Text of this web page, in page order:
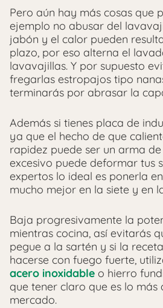
Pero aún hay más cosas que
ejemplo no abusar del
jabón y el calor pueden
plazo, por eso alterna el
lavavajillas. Y por supuesto
fregarlas estropajos tipo
terminarás por abrasar la
Además si tienes placa de
ya que el hecho de que
rapidez puede ser un arma
excesivo puede deformar tus
expertos lo ideal es ponerla
mucho mejor en la siete y en
Baja progresivamente la
mientras cocina, así evitarás
pegue a la sartén y si la
hacerse con fuego fuerte,
acero inoxidable o hierro
que tener claro que es lo más
mercado.